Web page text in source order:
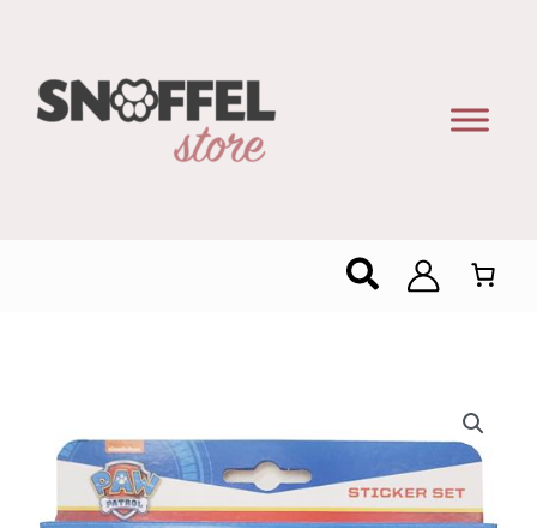
Zoeken
Paw
aantal